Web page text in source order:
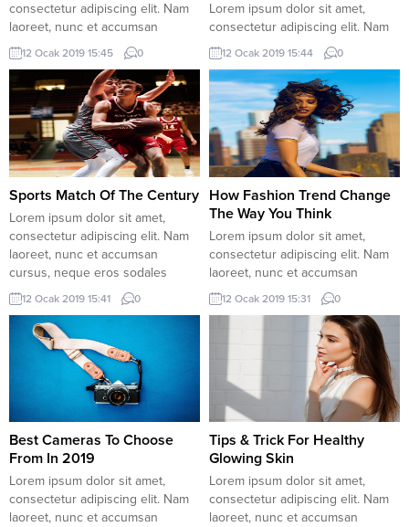
consectetur adipiscing elit. Nam
laoreet, nunc et accumsan
cursus, neque eros sodales
lectus, in fermentum libero dui eu
lacus. Nam lobortis facilisis
sapien non aliquet. Aenean ligula
urna, vehicula placerat sodales
vel, tempor et orci. Donec
molestie metus a sagittis
condimentum. Duis vulputate
lectus massa,...
12 Ocak 2019 15:45 0
Lorem ipsum dolor sit amet,
consectetur adipiscing elit. Nam
laoreet, nunc et accumsan
cursus, neque eros sodales
lectus, in fermentum libero dui eu
lacus. Nam lobortis facilisis
sapien non aliquet. Aenean ligula
urna, vehicula placerat sodales
vel, tempor et orci. Donec
molestie metus a sagittis
condimentum. Duis vulputate
lectus massa,...
12 Ocak 2019 15:44 0
Sports Match Of The Century
Lorem ipsum dolor sit amet,
consectetur adipiscing elit. Nam
laoreet, nunc et accumsan
cursus, neque eros sodales
lectus, in fermentum libero dui eu
lacus. Nam lobortis facilisis
sapien non aliquet. Aenean ligula
urna, vehicula placerat sodales
vel, pasgol giriş tempor et orci.
Donec molestie metus a sagittis
condimentum. Duis vulputate...
12 Ocak 2019 15:41 0
How Fashion Trend Change
The Way You Think
Lorem ipsum dolor sit amet,
consectetur adipiscing elit. Nam
laoreet, nunc et accumsan
cursus, neque eros sodales
lectus, in fermentum libero dui eu
lacus. Nam lobortis facilisis
sapien non aliquet. Aenean ligula
urna, vehicula placerat sodales
vel, tempor et orci. Donec
molestie metus a sagittis
condimentum. Duis vulputate
lectus massa,...
12 Ocak 2019 15:31 0
Best Cameras To Choose
From In 2019
Lorem ipsum dolor sit amet,
consectetur adipiscing elit. Nam
laoreet, nunc et accumsan
Tips & Trick For Healthy
Glowing Skin
Lorem ipsum dolor sit amet,
consectetur adipiscing elit. Nam
laoreet, nunc et accumsan